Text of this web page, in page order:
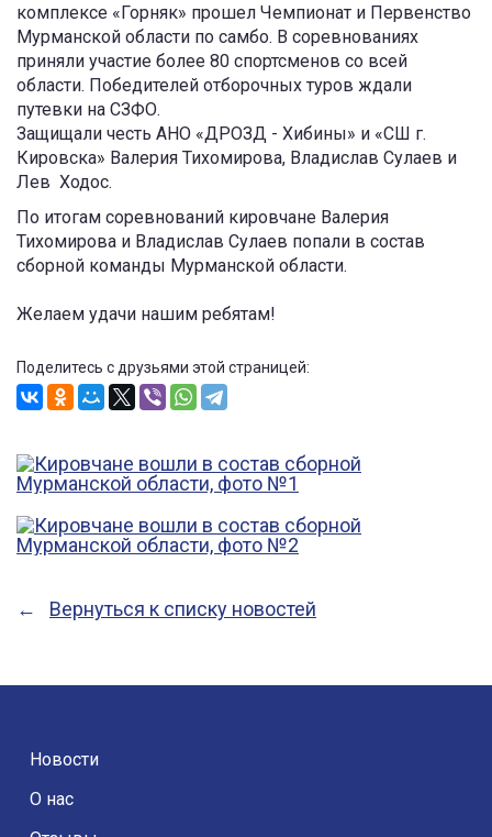
комплексе «Горняк» прошел Чемпионат и Первенство
Мурманской области по самбо. В соревнованиях
приняли участие более 80 спортсменов со всей
области. Победителей отборочных туров ждали
путевки на СЗФО.
Защищали честь АНО «ДРОЗД - Хибины» и «СШ г.
Кировска» Валерия Тихомирова, Владислав Сулаев и
Лев Ходос.
По итогам соревнований кировчане Валерия
Тихомирова и Владислав Сулаев попали в состав
сборной команды Мурманской области.
Желаем удачи нашим ребятам!
Поделитесь с друзьями этой страницей:
Вернуться к списку новостей
Новости
О нас